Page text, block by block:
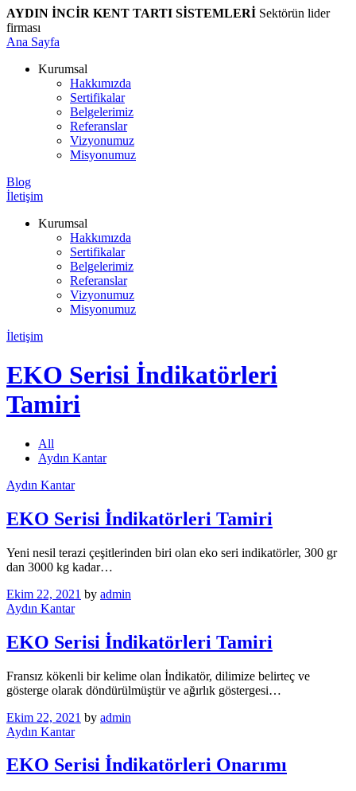
AYDIN İNCİR KENT TARTI SİSTEMLERİ Sektörün lider
firması
Ana Sayfa
Kurumsal
Hakkımızda
Sertifikalar
Belgelerimiz
Referanslar
Vizyonumuz
Misyonumuz
Blog
İletişim
Kurumsal
Hakkımızda
Sertifikalar
Belgelerimiz
Referanslar
Vizyonumuz
Misyonumuz
İletişim
EKO Serisi İndikatörleri
Tamiri
All
Aydın Kantar
Aydın Kantar
EKO Serisi İndikatörleri Tamiri
Yeni nesil terazi çeşitlerinden biri olan eko seri indikatörler, 300 gr
dan 3000 kg kadar…
Ekim 22, 2021 by admin
Aydın Kantar
EKO Serisi İndikatörleri Tamiri
Fransız kökenli bir kelime olan İndikatör, dilimize belirteç ve
gösterge olarak döndürülmüştür ve ağırlık göstergesi…
Ekim 22, 2021 by admin
Aydın Kantar
EKO Serisi İndikatörleri Onarımı